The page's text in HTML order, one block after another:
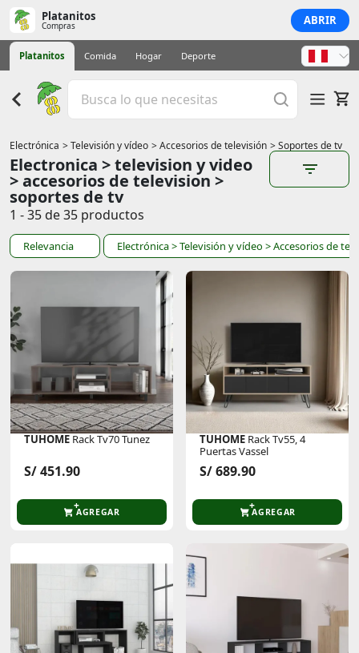
Platanitos
Compras ABRIR
Platanitos Comida Hogar Deporte
Electrónica > Televisión y vídeo > Accesorios de televisión > Soportes de tv
Electronica > television y video
> accesorios de television >
soportes de tv
1 - 35 de 35 productos
Relevancia Electrónica> Televisión y vídeo > Accesorios de
TUHOME Rack Tv70 Tunez
S/ 451.90
AGREGAR
TUHOME Rack Tv55, 4
Puertas Vassel
S/ 689.90
AGREGAR